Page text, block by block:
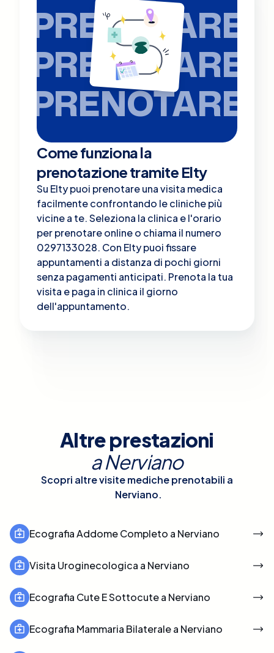
PRENOTARE
PRENOTARE
PRENOTARE
Come funziona la
prenotazione tramite Elty
Su Elty puoi prenotare una visita medica
facilmente confrontando le cliniche più
vicine a te. Seleziona la clinica e l'orario
per prenotare online o chiama il numero
0297133028. Con Elty puoi fissare
appuntamenti a distanza di pochi giorni
senza pagamenti anticipati. Prenota la tua
visita e paga in clinica il giorno
dell'appuntamento.
Altre prestazioni
aNerviano
Scopri altre visite mediche prenotabili a
Nerviano.
Ecografia Addome Completo a Nerviano
Visita Uroginecologica a Nerviano
Ecografia Cute E Sottocute a Nerviano
Ecografia Mammaria Bilaterale a Nerviano